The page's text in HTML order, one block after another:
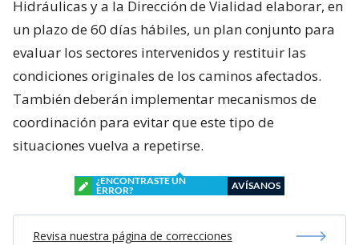
Hidráulicas y a la Dirección de Vialidad elaborar, en
un plazo de 60 días hábiles, un plan conjunto para
evaluar los sectores intervenidos y restituir las
condiciones originales de los caminos afectados.
También deberán implementar mecanismos de
coordinación para evitar que este tipo de
situaciones vuelva a repetirse.
¿ENCONTRASTE UN
ERROR?
AVÍSANOS
Revisa nuestra página de correcciones